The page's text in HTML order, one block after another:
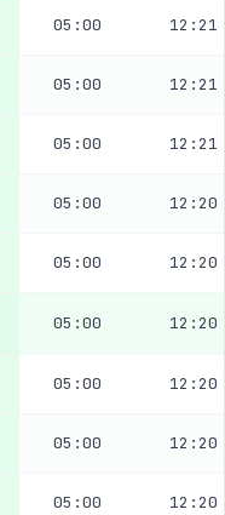
05:00 12:21
05:00 12:21
05:00 12:21
05:00 12:20
05:00 12:20
05:00 12:20
05:00 12:20
05:00 12:20
05:00 12:20